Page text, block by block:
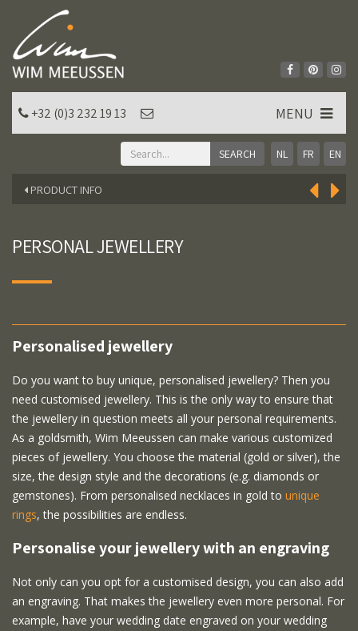
NL FR EN
+32 (0)3 232 19 13 MENU
PRODUCT INFO
PERSONAL JEWELLERY
Personalised jewellery
Do you want to buy unique, personalised jewellery? Then you
need customised jewellery. This is the only way to ensure that
the jewellery in question meets all your personal requirements.
As a goldsmith, Wim Meeussen can make various customized
pieces of jewellery. You choose the material (gold or silver), the
size, the design style and the decorations (e.g. diamonds or
gemstones). From personalised necklaces in gold to unique
rings, the possibilities are endless.
Personalise your jewellery with an engraving
Not only can you opt for a customised design, you can also add
an engraving. That makes the jewellery even more personal. For
example, have your wedding date engraved on your wedding